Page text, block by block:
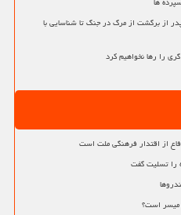
از برگشت از مرگ در جنگ تا شناسایی با
را رها نخواهیم کرد
از اقتدار فرهنگی ملت است
را تسلیت گفت
میسر است؟